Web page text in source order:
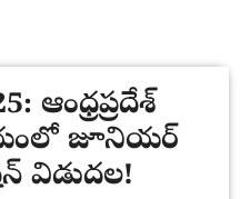
ఆంధ్రప్రదేశ్
జూనియర్
విడుదల!